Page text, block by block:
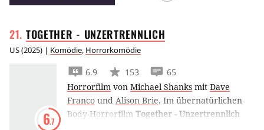
Lebenskünstler und Komponist, will dort
Aufenthaltserlaubnis, die
Einfachster Weg: Heirat einer US-Bürgerin.
Gartenbauarchitektin aus wohlhabendem
neuenglischen Haus, braucht einen Ehemann,
weil die endlich gefundene Traumwohnung
nur noch an Ehepaare vermietet wird. Doch
TOGETHER - UNZERTRENNLICH
US(2025) | Komödie, Horrorkomödie
6.7
6.9 153
65
Horrorfilm von Michael Shanks mit Dave
Franco und Alison Brie. Im übernatürlichen
Body-Horrorfilm Together - Unzertrennlich